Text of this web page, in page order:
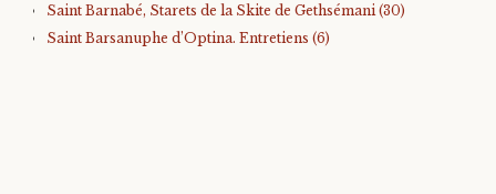
Saint Barnabé, Starets de la Skite de Gethsémani (30)
Saint Barsanuphe d’Optina. Entretiens (6)